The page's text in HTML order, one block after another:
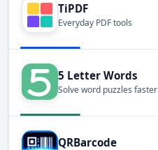
TiPDF
Everyday PDF tools
5 Letter Words
Solve word puzzles faster
QRBarcode